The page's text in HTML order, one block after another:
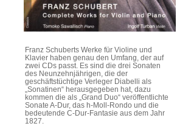
Franz Schuberts Werke für Violine und
Klavier haben genau den Umfang, der auf
zwei CDs passt. Es sind die drei Sonaten
des Neunzehnjährigen, die der
geschäftstüchtige Verleger Diabelli als
„Sonatinen“ herausgegeben hat, dazu
kommen die als „Grand Duo“ veröffentlichte
Sonate A-Dur, das h-Moll-Rondo und die
bedeutende C-Dur-Fantasie aus dem Jahr
1827.